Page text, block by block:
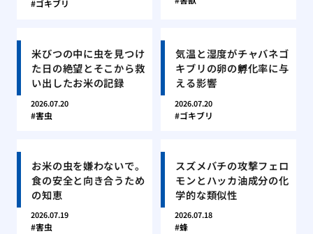
ゴキブリ
米びつの中に虫を見つけ
た日の絶望とそこから救
い出したお米の記録
2026.07.20
害虫
気温と湿度がチャバネゴ
キブリの卵の孵化率に与
える影響
2026.07.20
ゴキブリ
お米の虫を嫌わないで。
食の安全と向き合うため
の知恵
2026.07.19
害虫
スズメバチの攻撃フェロ
モンとハッカ油成分の化
学的な類似性
2026.07.18
蜂